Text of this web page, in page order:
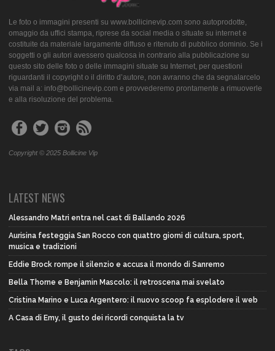
Le foto o immagini presenti su www.bollicinevip.com sono autoprodotte,
omaggio da uffici stampa, riprese da social media o situate su internet e
costituite da materiale largamente diffuso e ritenuto di pubblico dominio. Se i
soggetti o gli autori avessero qualcosa in contrario alla pubblicazione su
questo sito delle foto o delle immagini situate su Internet, per questioni
riguardanti il copyright o il diritto d’autore, non avranno che da segnalarcelo
via mail a: info@bollicinevip.com e provvederemo prontamente a rimuoverle
e alla risoluzione del problema.
Copyright © 2025 Bollicine Vip
LATEST NEWS
Alessandro Matri entra nel cast di Ballando 2026
Aurisina festeggia San Rocco con quattro giorni di cultura, sport,
musica e tradizioni
Eddie Brock rompe il silenzio e accusa il mondo di Sanremo
Bella Thorne e Benjamin Mascolo: il retroscena mai svelato
Cristina Marino e Luca Argentero: il nuovo scoop fa esplodere il web
A Casa di Emy, il gusto dei ricordi conquista la tv